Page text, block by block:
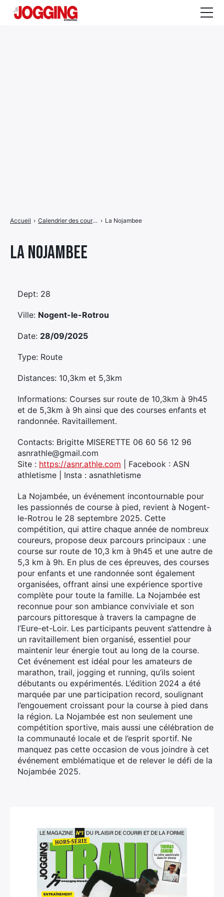
La Nojambee
Accueil › Calendrier des courses › La Nojambee
Dept: 28
Ville: Nogent-le-Rotrou
Date: 28/09/2025
Type: Route
Distances: 10,3km et 5,3km
Informations: Courses sur route de 10,3km à 9h45
et de 5,3km à 9h ainsi que des courses enfants et
randonnée. Ravitaillement.
Contacts: Brigitte MISERETTE 06 60 56 12 96
asnrathle@gmail.com
Site : https://asnr.athle.com | Facebook : ASN
athletisme | Insta : asnathletisme
La Nojambée, un événement incontournable pour
les passionnés de course à pied, revient à Nogent-
le-Rotrou le 28 septembre 2025. Cette
compétition, qui attire chaque année de nombreux
coureurs, propose deux parcours principaux : une
course sur route de 10,3 km à 9h45 et une autre de
5,3 km à 9h. En plus de ces épreuves, des courses
pour enfants et une randonnée sont également
organisées, offrant ainsi une expérience sportive
complète pour toute la famille. La Nojambée est
reconnue pour son ambiance conviviale et son
parcours pittoresque à travers la campagne de
l’Eure-et-Loir. Les participants peuvent s’attendre à
un ravitaillement bien organisé, essentiel pour
maintenir leur énergie tout au long de la course.
Cet événement est idéal pour les amateurs de
marathon, trail, jogging et running, qu’ils soient
débutants ou expérimentés. L’édition 2024 a été
marquée par une participation record, soulignant
l’engouement croissant pour la course à pied dans
la région. La Nojambée est non seulement une
compétition sportive, mais aussi une célébration de
la communauté locale et de l’esprit sportif. Ne
manquez pas cette occasion de vous joindre à cet
événement emblématique et de relever le défi de la
Nojambée 2025.